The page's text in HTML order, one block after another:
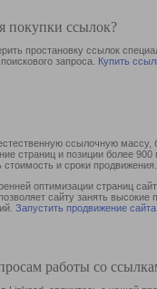
покупки ссылок?
простановку ссылок
запроса. Купить
ссылочную
страниц и позиции более
и сроки продвижения.
оптимизации страниц
сайту занять
Запустить продвижение сайта
работы со